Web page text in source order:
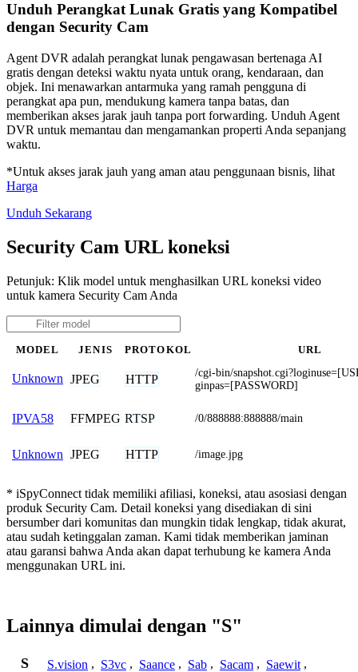
Unduh Perangkat Lunak Gratis yang Kompatibel
dengan Security Cam
Agent DVR adalah perangkat lunak pengawasan bertenaga AI
gratis dengan deteksi waktu nyata untuk orang, kendaraan, dan
objek. Ini menawarkan antarmuka yang ramah pengguna di
perangkat apa pun, mendukung kamera tanpa batas, dan
memberikan akses jarak jauh tanpa port forwarding. Unduh Agent
DVR untuk memantau dan mengamankan properti Anda sepanjang
waktu.
*Untuk akses jarak jauh yang aman atau penggunaan bisnis, lihat
Harga
Unduh Sekarang
Security Cam URL koneksi
Petunjuk: Klik model untuk menghasilkan URL koneksi video
untuk kamera Security Cam Anda
MODEL JENIS PROTOKOL URL
Unknown JPEG HTTP
/cgi-bin/
ginpas=[PASSWORD]
IPVA58 FFMPEG RTSP /0/888888:888888/main
Unknown JPEG HTTP /image.jpg
* iSpyConnect tidak memiliki afiliasi, koneksi, atau asosiasi dengan
produk Security Cam. Detail koneksi yang disediakan di sini
bersumber dari komunitas dan mungkin tidak lengkap, tidak akurat,
atau sudah ketinggalan zaman. Kami tidak memberikan jaminan
atau garansi bahwa Anda akan dapat terhubung ke kamera Anda
menggunakan URL ini.
Lainnya dimulai dengan "S"
S S.vision , S3vc , Saance , Sab , Sacam , Saewit ,